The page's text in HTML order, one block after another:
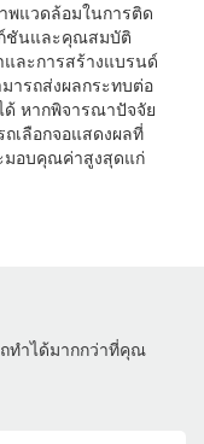
พแวดล้อมในการติด
ชันและคุณสมบัติ
และการสร้างแบรนด์
ารถส่งผลกระทบต่อ
หากพิจารณาปัจจัย
เลือกจอแสดงผลที่
มอบคุณค่าสูงสุดแก่
ทำได้มากกว่าที่คุณ